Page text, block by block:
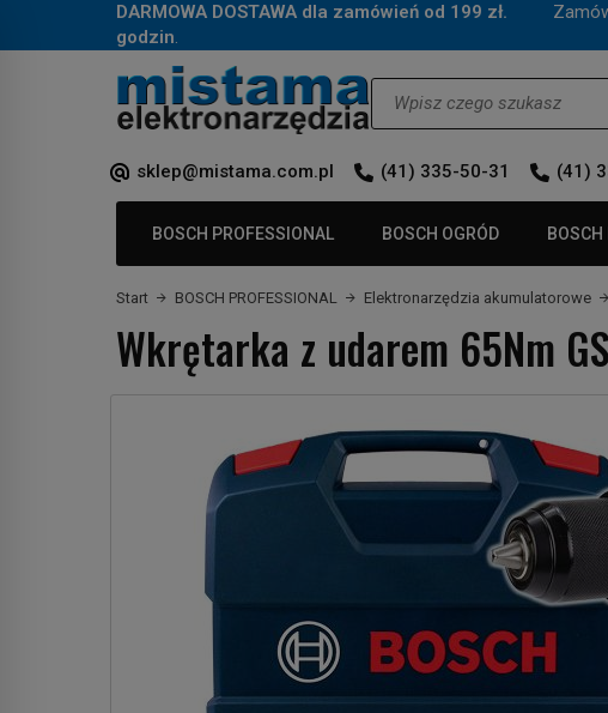
DARMOWA DOSTAWA dla zamówień od 199 zł.
godzin.
sklep@mistama.com.pl (41) 335-50-31 (41)
BOSCH PROFESSIONAL BOSCH OGRÓD BOSCH
Start BOSCH PROFESSIONAL Elektronarzędzia akumulatorowe
Wkrętarka z udarem 65Nm